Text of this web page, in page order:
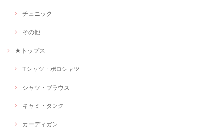
チュニック
その他
★トップス
Tシャツ・ポロシャツ
シャツ・ブラウス
キャミ・タンク
カーディガン